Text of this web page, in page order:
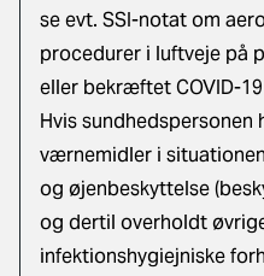
se evt. SSI-notat om
procedurer i luftveje på
eller bekræftet COVID-19
Hvis
værnemidler i
og øjenbeskyttelse
og dertil overholdt
infektionshygiejniske